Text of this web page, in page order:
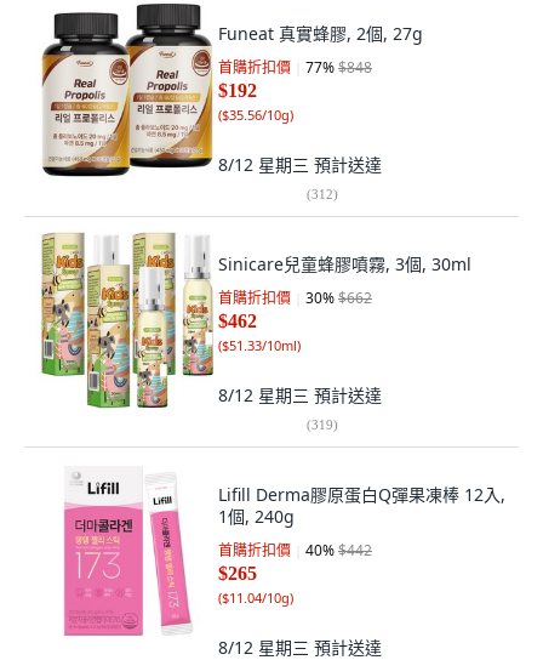
Funeat 真實蜂膠, 2個, 27g
首購折扣價 77%$848
$192
($35.56/10g)
8/12 星期三 預計送達
(312)
Sinicare兒童蜂膠噴霧, 3個, 30ml
首購折扣價 30%$662
$462
($51.33/10ml)
8/12 星期三 預計送達
(319)
Lifill Derma膠原蛋白Q彈果凍棒 12入,
1個, 240g
首購折扣價 40%$442
$265
($11.04/10g)
8/12 星期三 預計送達